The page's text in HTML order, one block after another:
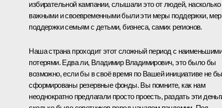
избирательной кампании, слышали это от людей, насколько
важными и своевременными были эти меры поддержки,
поддержки семьям с детьми, бизнеса, самих регионов.
Наша страна проходит этот сложный период с наименьшими
потерями. Едва ли, Владимир Владимирович, это было бы
возможно, если бы в своё время по Вашей инициативе не
сформированы резервные фонды. Вы помните, как нам
неоднократно предлагали просто проесть, раздать эти